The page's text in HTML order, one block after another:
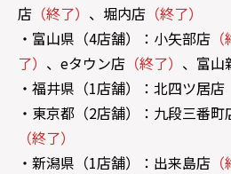
店 （終了） 、堀内店 （終了）
・富山県（4店舗）：小矢部店
了） 、eタウン店 （終了） 、富山
・福井県（1店舗）：北四ツ居店
・東京都（2店舗）：九段三番町
（終了）
・新潟県（1店舗）：出来島店